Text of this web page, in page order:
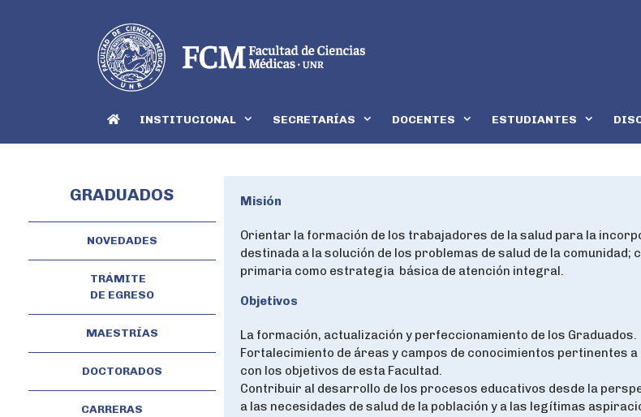
INSTITUCIONAL SECRETARÍAS DOCENTES ESTUDIANTES
GRADUADOS
NOVEDADES
TRÁMITE
DE EGRESO
MAESTRÍAS
DOCTORADOS
CARRERAS
Misión
Orientar la formación de los trabajadores de la salud para la
destinada a la solución de los problemas de salud de la
primaria como estrategia básica de atención integral.
Objetivos
La formación, actualización y perfeccionamiento de los Graduados.
Fortalecimiento de áreas y campos de conocimientos pertinentes
con los objetivos de esta Facultad.
Contribuir al desarrollo de los procesos educativos desde la
a las necesidades de salud de la población y a las legítimas